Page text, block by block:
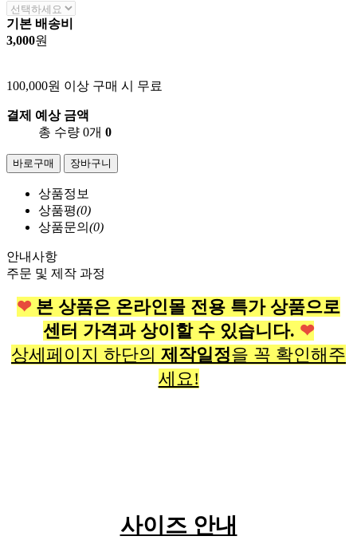
기본 배송비
3,000원
100,000원 이상 구매 시 무료
결제 예상 금액
총 수량 0개 0
바로구매 장바구니
상품정보
상품평(0)
상품문의 (0)
안내사항
주문 및 제작 과정
❤ 본 상품은 온라인몰 전용 특가 상품으로
센터 가격과 상이할 수 있습니다. ❤
상세페이지 하단의 제작일정을 꼭 확인해주
세요!
사이즈 안내